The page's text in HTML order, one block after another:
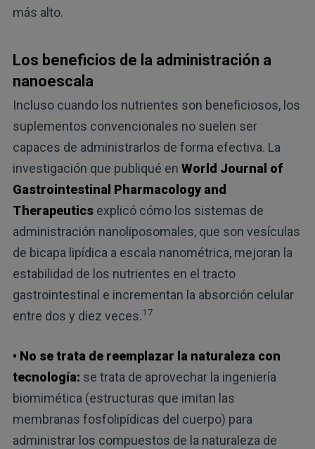
más alto.
Los beneficios de la administración a
nanoescala
Incluso cuando los nutrientes son beneficiosos, los
suplementos convencionales no suelen ser
capaces de administrarlos de forma efectiva. La
investigación que publiqué en World Journal of
Gastrointestinal Pharmacology and
Therapeuticsexplicó cómo los sistemas de
administración nanoliposomales, que son vesículas
de bicapa lipídica a escala nanométrica, mejoran la
estabilidad de los nutrientes en el tracto
gastrointestinal e incrementan la absorción celular
entre dos y diez veces.17
• No se trata de reemplazar la naturaleza con
tecnología: se trata de aprovechar la ingeniería
biomimética (estructuras que imitan las
membranas fosfolipídicas del cuerpo) para
administrar los compuestos de la naturaleza de